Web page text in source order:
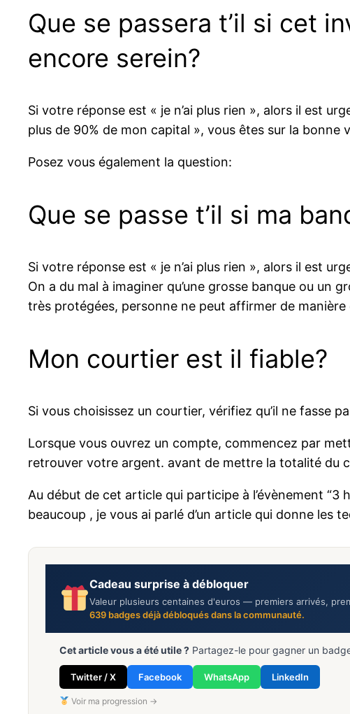
Que se passera t’il si cet
encore serein?
Si votre réponse est « je n’ai plus rien », alors il est
plus de 90% de mon capital », vous êtes sur la bonne
Posez vous également la question:
Que se passe t’il si ma
Si votre réponse est « je n’ai plus rien », alors il est
On a du mal à imaginer qu’une grosse banque ou un
très protégées, personne ne peut affirmer de
Mon courtier est il fiable?
Si vous choisissez un courtier, vérifiez qu’il ne fasse
Lorsque vous ouvrez un compte, commencez par
retrouver votre argent. avant de mettre la totalité du
Au début de cet article qui participe à l’évènement
beaucoup , je vous ai parlé d’un article qui donne les
Cadeau surprise à débloquer
Valeur plusieurs centaines d'euros — premiers arrivés,
639 badges déjà débloqués dans la communauté.
Cet article vous a été utile ? Partagez-le pour gagner un
Twitter / X Facebook WhatsApp LinkedIn
Voir ma progression →